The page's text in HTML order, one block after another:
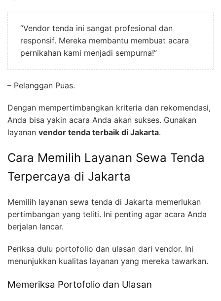
“Vendor tenda ini sangat profesional dan
responsif. Mereka membantu membuat acara
pernikahan kami menjadi sempurna!”
– Pelanggan Puas.
Dengan mempertimbangkan kriteria dan rekomendasi,
Anda bisa yakin acara Anda akan sukses. Gunakan
layanan vendor tenda terbaik di Jakarta.
Cara Memilih Layanan Sewa Tenda
Terpercaya di Jakarta
Memilih layanan sewa tenda di Jakarta memerlukan
pertimbangan yang teliti. Ini penting agar acara Anda
berjalan lancar.
Periksa dulu portofolio dan ulasan dari vendor. Ini
menunjukkan kualitas layanan yang mereka tawarkan.
Memeriksa Portofolio dan Ulasan